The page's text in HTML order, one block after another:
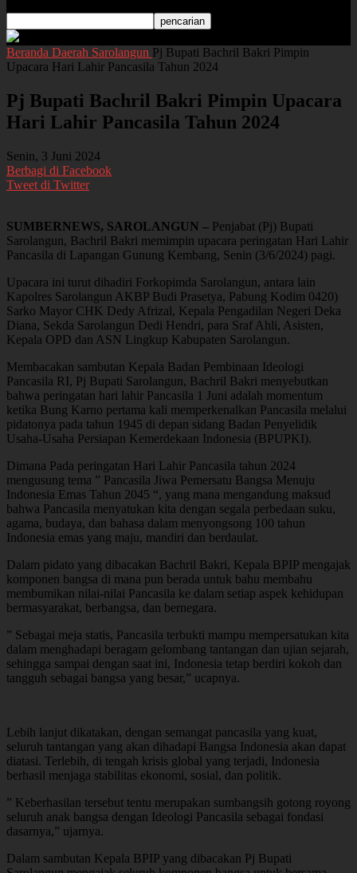
Beranda Daerah Sarolangun Pj Bupati Bachril Bakri Pimpin
Upacara Hari Lahir Pancasila Tahun 2024
Pj Bupati Bachril Bakri Pimpin Upacara
Hari Lahir Pancasila Tahun 2024
Senin, 3 Juni 2024
Berbagi di Facebook
Tweet di Twitter
SUMBERNEWS, SAROLANGUN – Penjabat (Pj) Bupati
Sarolangun, Bachril Bakri memimpin upacara peringatan Hari Lahir
Pancasila di Lapangan Gunung Kembang, Senin (3/6/2024) pagi.
Upacara ini turut dihadiri Forkopimda Sarolangun, antara lain
Kapolres Sarolangun AKBP Budi Prasetya, Pabung Kodim 0420)
Sarko Mayor CHK Dedy Afrizal, Kepala Pengadilan Negeri Deka
Diana, Sekda Sarolangun Dedi Hendri, para Sraf Ahli, Asisten,
Kepala OPD dan ASN Lingkup Kabupaten Sarolangun.
Membacakan sambutan Kepala Badan Pembinaan Ideologi
Pancasila RI, Pj Bupati Sarolangun, Bachril Bakri menyebutkan
bahwa peringatan hari lahir Pancasila 1 Juni adalah momentum
ketika Bung Karno pertama kali memperkenalkan Pancasila melalui
pidatonya pada tahun 1945 di depan sidang Badan Penyelidik
Usaha-Usaha Persiapan Kemerdekaan Indonesia (BPUPKI).
Dimana Pada peringatan Hari Lahir Pancasila tahun 2024
mengusung tema ” Pancasila Jiwa Pemersatu Bangsa Menuju
Indonesia Emas Tahun 2045 “, yang mana mengandung maksud
bahwa Pancasila menyatukan kita dengan segala perbedaan suku,
agama, budaya, dan bahasa dalam menyongsong 100 tahun
Indonesia emas yang maju, mandiri dan berdaulat.
Dalam pidato yang dibacakan Bachril Bakri, Kepala BPIP mengajak
komponen bangsa di mana pun berada untuk bahu membahu
membumikan nilai-nilai Pancasila ke dalam setiap aspek kehidupan
bermasyarakat, berbangsa, dan bernegara.
” Sebagai meja statis, Pancasila terbukti mampu mempersatukan kita
dalam menghadapi beragam gelombang tantangan dan ujian sejarah,
sehingga sampai dengan saat ini, Indonesia tetap berdiri kokoh dan
tangguh sebagai bangsa yang besar,” ucapnya.
Lebih lanjut dikatakan, dengan semangat pancasila yang kuat,
seluruh tantangan yang akan dihadapi Bangsa Indonesia akan dapat
diatasi. Terlebih, di tengah krisis global yang terjadi, Indonesia
berhasil menjaga stabilitas ekonomi, sosial, dan politik.
” Keberhasilan tersebut tentu merupakan sumbangsih gotong royong
seluruh anak bangsa dengan Ideologi Pancasila sebagai fondasi
dasarnya,” ujarnya.
Dalam sambutan Kepala BPIP yang dibacakan Pj Bupati